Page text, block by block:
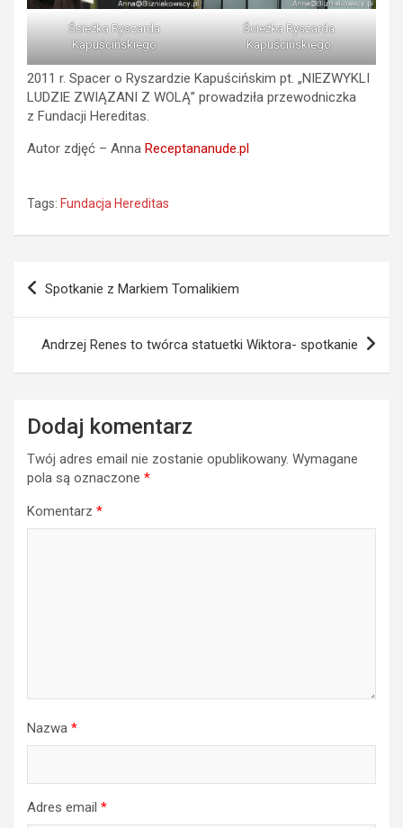
Ścieżka Ryszarda
Kapuścińskiego
Ścieżka Ryszarda
Kapuścińskiego
2011 r. Spacer o Ryszardzie Kapuścińskim pt. „NIEZWYKLI
LUDZIE ZWIĄZANI Z WOLĄ” prowadziła przewodniczka
z Fundacji Hereditas.
Autor zdjęć – Anna Receptananude.pl
Tags: Fundacja Hereditas
Nawigacja
wpisu
Spotkanie z Markiem Tomalikiem
Andrzej Renes to twórca statuetki Wiktora- spotkanie
Dodaj komentarz
Twój adres email nie zostanie opublikowany. Wymagane
pola są oznaczone *
Komentarz *
Nazwa *
Adres email *